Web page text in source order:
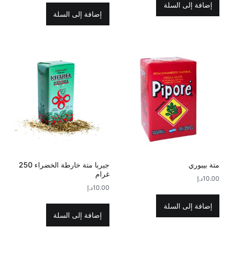
إضافة إلى السلة
إضافة إلى السلة
متة بيبوري
10.00د.إ
إضافة إلى السلة
جيربا متة خارطة الخضراء 250
غرام
10.00د.إ
إضافة إلى السلة